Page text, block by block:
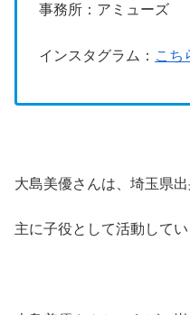
事務所：アミューズ
インスタグラム： こち
大島美優さんは、埼玉県出
主に子役として活動してい